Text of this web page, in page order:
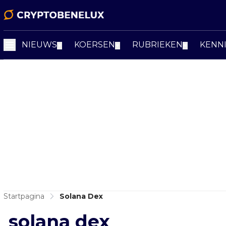
NIEUWS KOERSEN RUBRIEKEN
Startpagina Solana Dex
solana dex